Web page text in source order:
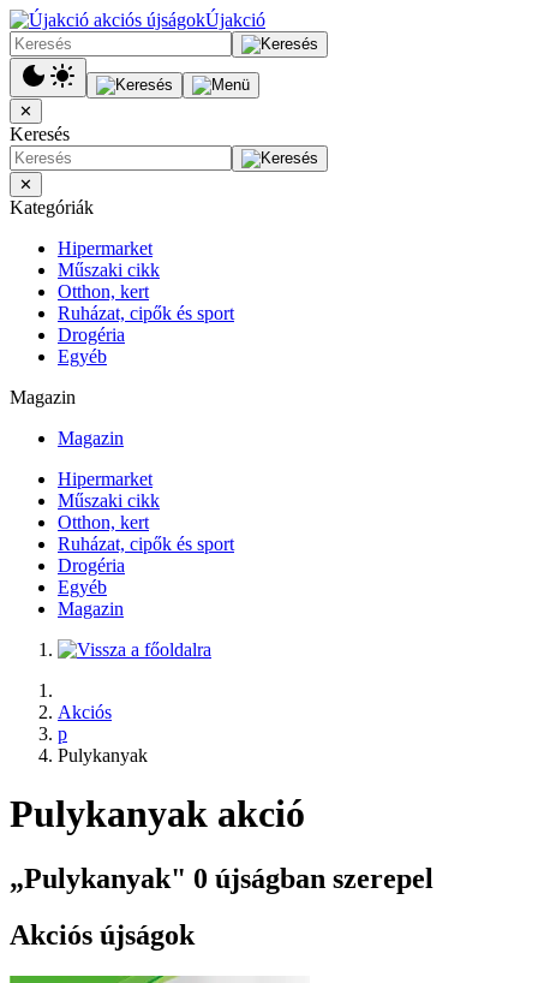
Újakció
✕
Keresés
✕
Kategóriák
Hipermarket
Műszaki cikk
Otthon, kert
Ruházat, cipők és sport
Drogéria
Egyéb
Magazin
Magazin
Hipermarket
Műszaki cikk
Otthon, kert
Ruházat, cipők és sport
Drogéria
Egyéb
Magazin
Akciós
p
Pulykanyak
Pulykanyak akció
„Pulykanyak" 0 újságban szerepel
Akciós újságok